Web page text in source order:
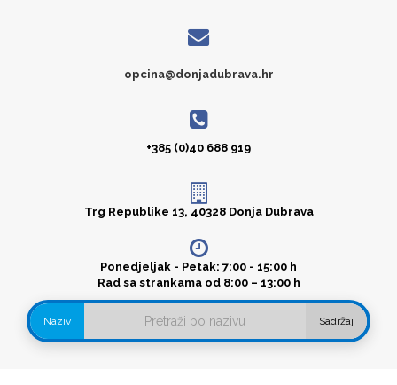
opcina@donjadubrava.hr
+385 (0)40 688 919
Trg Republike 13, 40328 Donja Dubrava
Ponedjeljak - Petak: 7:00 - 15:00 h
Rad sa strankama od 8:00 – 13:00 h
Naziv Sadržaj